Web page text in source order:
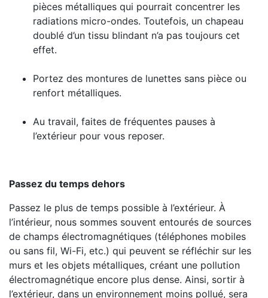
pièces métalliques qui pourrait concentrer les
radiations micro-ondes. Toutefois, un chapeau
doublé d’un tissu blindant n’a pas toujours cet
effet.
Portez des montures de lunettes sans pièce ou
renfort métalliques.
Au travail, faites de fréquentes pauses à
l’extérieur pour vous reposer.
Passez du temps dehors
Passez le plus de temps possible à l’extérieur. À
l’intérieur, nous sommes souvent entourés de sources
de champs électromagnétiques (téléphones mobiles
ou sans fil, Wi-Fi, etc.) qui peuvent se réfléchir sur les
murs et les objets métalliques, créant une pollution
électromagnétique encore plus dense. Ainsi, sortir à
l’extérieur, dans un environnement moins pollué, sera